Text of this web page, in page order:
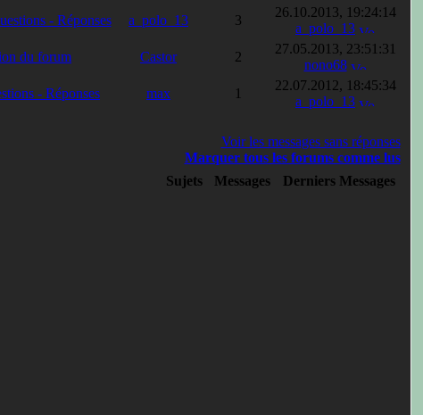
- Réponses a_polo_13 3
26.10.2013, 19:24:14
a_polo_13
du forum Castor 2
27.05.2013, 23:51:31
nono68
- Réponses max 1
22.07.2012, 18:45:34
a_polo_13
Voir les messages sans réponses
Marquer tous les forums comme lus
Sujets Messages
Derniers Messages